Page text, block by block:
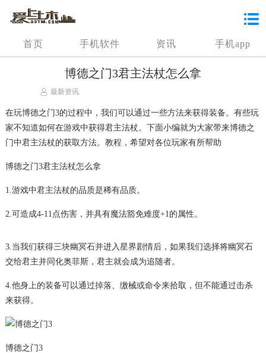
首页 手机软件 资讯 手机app
博德之门3君主法杖怎么拿
最新资讯
在玩博德之门3的过程中，我们可以通过一些方法来获得装备。有些玩
家不知道如何在游戏中获得君主法杖。下面小编就为大家带来博德之
门中君主法杖的获取方法。教程，希望对各位玩家有所帮助
博德之门3君主法杖怎么拿
1.游戏中君主法杖的品质是稀有品质。
2.可造成4-11点伤害，并具有魔法豁免难度+1的属性。
3.当我们获得三块幽冥石并进入星界剧情后，如果我们选择将幽冥石
交给君主并同化奥菲斯，君主就会成为追随者。
4.他身上的装备可以通过掉落、缴械或命令来拾取，但不能通过击杀
来获得。
博德之门3